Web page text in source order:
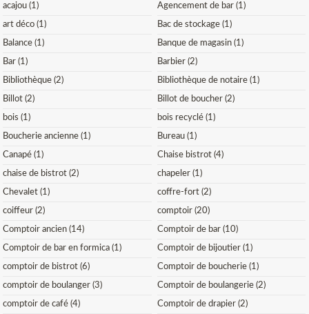
acajou (1) Agencement de bar (1)
art déco (1) Bac de stockage (1)
Balance (1) Banque de magasin (1)
Bar (1) Barbier (2)
Bibliothèque (2) Bibliothèque de notaire (1)
Billot (2) Billot de boucher (2)
bois (1) bois recyclé (1)
Boucherie ancienne (1) Bureau (1)
Canapé (1) Chaise bistrot (4)
chaise de bistrot (2) chapeler (1)
Chevalet (1) coffre-fort (2)
coiffeur (2) comptoir (20)
Comptoir ancien (14) Comptoir de bar (10)
Comptoir de bar en formica (1) Comptoir de bijoutier (1)
comptoir de bistrot (6) Comptoir de boucherie (1)
comptoir de boulanger (3) Comptoir de boulangerie (2)
comptoir de café (4) Comptoir de drapier (2)